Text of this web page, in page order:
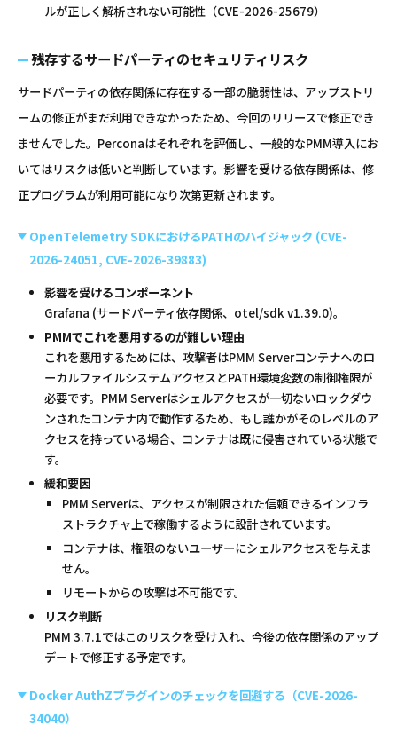
ルが正しく解析されない可能性（CVE-2026-25679）
残存するサードパーティのセキュリティリスク
サードパーティの依存関係に存在する一部の脆弱性は、アップストリ
ームの修正がまだ利用できなかったため、今回のリリースで修正でき
ませんでした。Perconaはそれぞれを評価し、一般的なPMM導入にお
いてはリスクは低いと判断しています。影響を受ける依存関係は、修
正プログラムが利用可能になり次第更新されます。
OpenTelemetry SDKにおけるPATHのハイジャック (CVE-
2026-24051, CVE-2026-39883)
影響を受けるコンポーネント
Grafana (サードパーティ依存関係、otel/sdk v1.39.0)。
PMMでこれを悪用するのが難しい理由
これを悪用するためには、攻撃者はPMM Serverコンテナへのロ
ーカルファイルシステムアクセスとPATH環境変数の制御権限が
必要です。PMM Serverはシェルアクセスが一切ないロックダウ
ンされたコンテナ内で動作するため、もし誰かがそのレベルのア
クセスを持っている場合、コンテナは既に侵害されている状態で
す。
緩和要因
PMM Serverは、アクセスが制限された信頼できるインフラ
ストラクチャ上で稼働するように設計されています。
コンテナは、権限のないユーザーにシェルアクセスを与えま
せん。
リモートからの攻撃は不可能です。
リスク判断
PMM 3.7.1ではこのリスクを受け入れ、今後の依存関係のアップ
デートで修正する予定です。
Docker AuthZプラグインのチェックを回避する（CVE-2026-
34040）